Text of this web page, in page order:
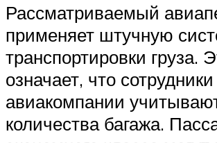
Рассматриваемый
применяет штучную
транспортировки груза.
означает, что сотрудники
авиакомпании
количества багажа.